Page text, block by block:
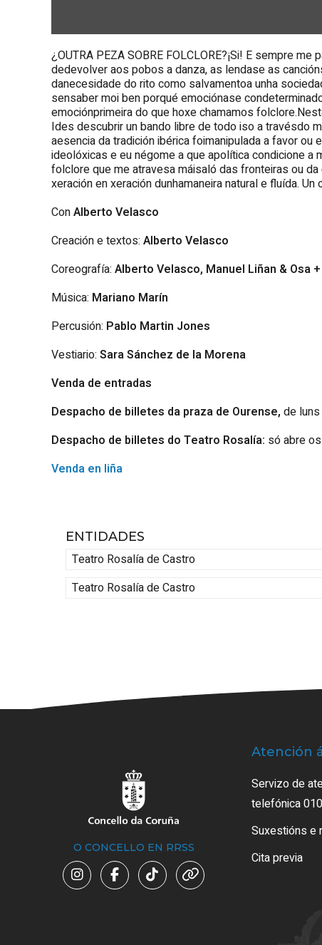
¿OUTRA PEZA SOBRE FOLCLORE?¡Si! E sempre
dedevolver aos pobos a danza, as lendase as
danecesidade do rito como salvamentoa unha
sensaber moi ben porqué emociónase
emociónprimeira do que hoxe chamamos
Ides descubrir un bando libre de todo iso a travésdo
aesencia da tradición ibérica foimanipulada a favor
ideolóxicas e eu négome a que apolítica condicione a
folclore que me atravesa máisaló das fronteiras ou
xeración en xeración dunhamaneira natural e fluída.
ConAlberto Velasco
Creación e textos: Alberto Velasco
Coreografía: Alberto Velasco, Manuel Liñan & Osa
Música: Mariano Marín
Percusión: Pablo Martin Jones
Vestiario: Sara Sánchez de la Morena
Venda de entradas
Despacho de billetes da praza de Ourense, de
Despacho de billetes do Teatro Rosalía: só abre
Venda en liña
ENTIDADES
Teatro Rosalía de Castro
Teatro Rosalía de Castro
O CONCELLO EN RRSS
Atención
Servizo de
telefónica 010
Suxestións e
Cita previa